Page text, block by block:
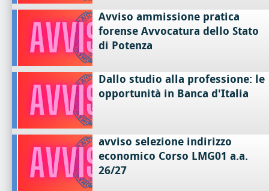
Avviso ammissione pratica
forense Avvocatura dello Stato
di Potenza
Dallo studio alla professione: le
opportunità in Banca d'Italia
avviso selezione indirizzo
economico Corso LMG01 a.a.
26/27